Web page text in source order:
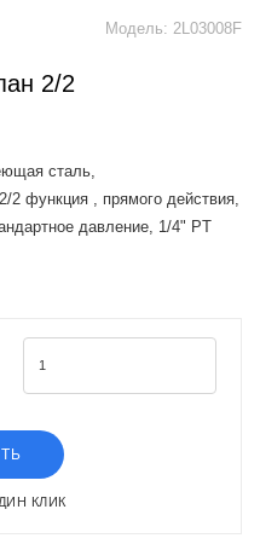
Модель: 2L03008F
2/2
сталь,
2 функция , прямого действия,
давление, 1/4" PT
розетка
КЛИК